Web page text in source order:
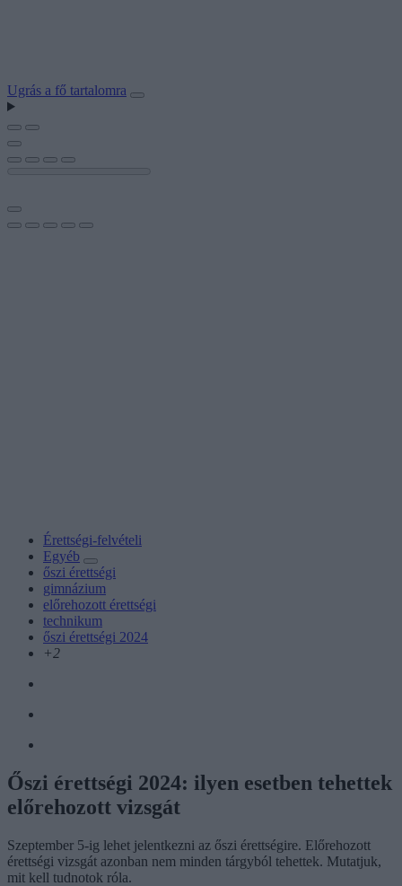
Ugrás a fő tartalomra
Érettségi-felvételi
Egyéb
őszi érettségi
gimnázium
előrehozott érettségi
technikum
őszi érettségi 2024
+2
Őszi érettségi 2024: ilyen esetben tehettek
előrehozott vizsgát
Szeptember 5-ig lehet jelentkezni az őszi érettségire. Előrehozott
érettségi vizsgát azonban nem minden tárgyból tehettek. Mutatjuk,
mit kell tudnotok róla.